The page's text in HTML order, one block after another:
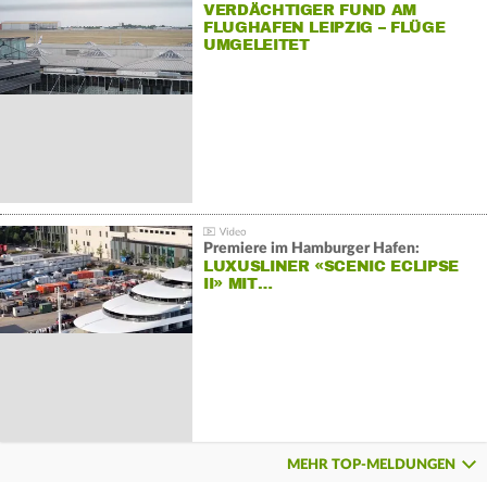
VERDÄCHTIGER FUND AM
FLUGHAFEN LEIPZIG – FLÜGE
UMGELEITET
Premiere im Hamburger Hafen:
LUXUSLINER «SCENIC ECLIPSE
II» MIT…
MEHR TOP-MELDUNGEN